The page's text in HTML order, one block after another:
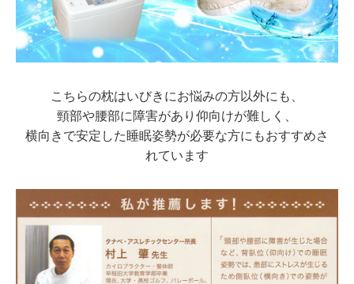
こちらの枕はいびきにお悩みの方以外にも、
頸部や腰部に障害があり仰向けが難しく、
横向きで安定した睡眠姿勢が必要な方にもおすすめさ
れています